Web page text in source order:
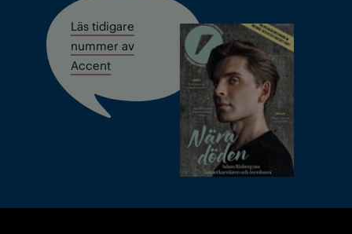
Läs tidigare
nummer av
Accent